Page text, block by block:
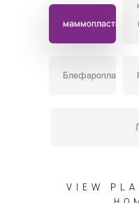
маммопластика
Блефаропластики